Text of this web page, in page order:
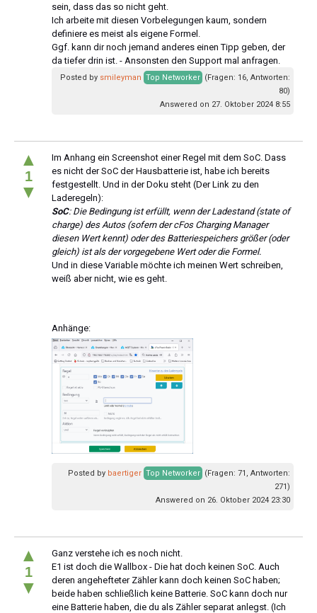
sein, dass das so nicht geht.
Ich arbeite mit diesen Vorbelegungen kaum, sondern
definiere es meist als eigene Formel.
Ggf. kann dir noch jemand anderes einen Tipp geben, der
da tiefer drin ist. - Ansonsten den Support mal anfragen.
Posted by smileyman Top Networker (Fragen: 16, Antworten:
80)
Answered on 27. Oktober 2024 8:55
▲
1
▼
Im Anhang ein Screenshot einer Regel mit dem SoC. Dass
es nicht der SoC der Hausbatterie ist, habe ich bereits
festgestellt. Und in der Doku steht (Der Link zu den
Laderegeln):
SoC: Die Bedingung ist erfüllt, wenn der Ladestand (state of
charge) des Autos (sofern der cFos Charging Manager
diesen Wert kennt) oder des Batteriespeichers größer (oder
gleich) ist als der vorgegebene Wert oder die Formel.
Und in diese Variable möchte ich meinen Wert schreiben,
weiß aber nicht, wie es geht.
Anhänge:
Posted by baertiger Top Networker (Fragen: 71, Antworten:
271)
Answered on 26. Oktober 2024 23:30
▲
1
▼
Ganz verstehe ich es noch nicht.
E1 ist doch die Wallbox - Die hat doch keinen SoC. Auch
deren angehefteter Zähler kann doch keinen SoC haben;
beide haben schließlich keine Batterie. SoC kann doch nur
eine Batterie haben, die du als Zähler separat anlegst. (Ich